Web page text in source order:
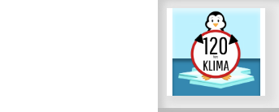
Für ein
freiwilliges
Tempolimit auf
deutschen
Autobahnen